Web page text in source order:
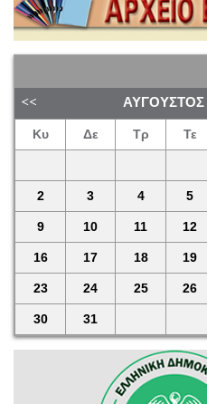
ΑΎΓΟΥΣΤΟΣ
Κυ Δε Τρ Τε
2 3 4 5
9 10 11 12
16 17 18 19
23 24 25 26
30 31